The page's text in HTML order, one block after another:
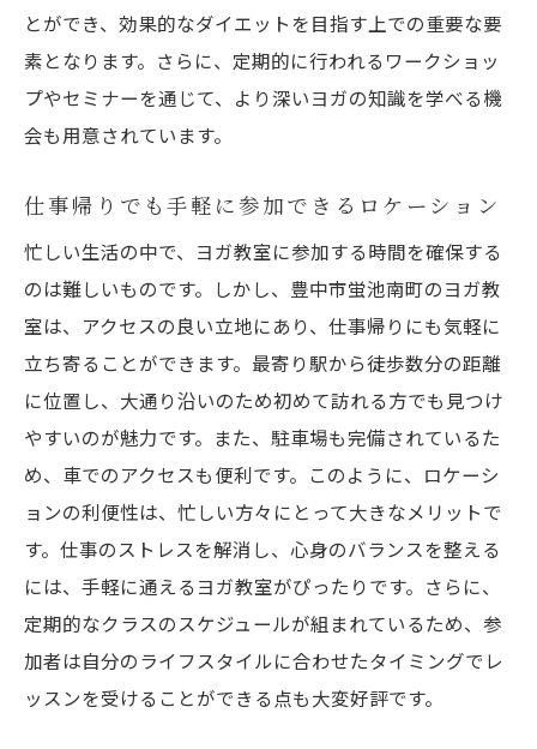
とができ、効果的なダイエットを目指す上での重要な要
素となります。さらに、定期的に行われるワークショッ
プやセミナーを通じて、より深いヨガの知識を学べる機
会も用意されています。
仕事帰りでも手軽に参加できるロケーション
忙しい生活の中で、ヨガ教室に参加する時間を確保する
のは難しいものです。しかし、豊中市蛍池南町のヨガ教
室は、アクセスの良い立地にあり、仕事帰りにも気軽に
立ち寄ることができます。最寄り駅から徒歩数分の距離
に位置し、大通り沿いのため初めて訪れる方でも見つけ
やすいのが魅力です。また、駐車場も完備されているた
め、車でのアクセスも便利です。このように、ロケーシ
ョンの利便性は、忙しい方々にとって大きなメリットで
す。仕事のストレスを解消し、心身のバランスを整える
には、手軽に通えるヨガ教室がぴったりです。さらに、
定期的なクラスのスケジュールが組まれているため、参
加者は自分のライフスタイルに合わせたタイミングでレ
ッスンを受けることができる点も大変好評です。